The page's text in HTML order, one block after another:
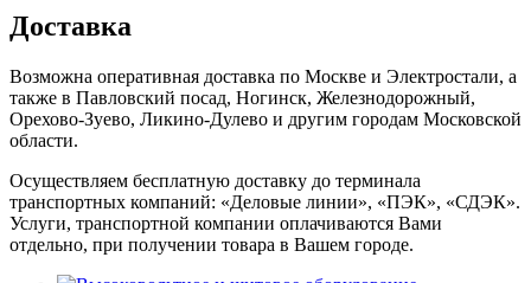
Доставка
Возможна оперативная доставка по Москве и Электростали, а
также в Павловский посад, Ногинск, Железнодорожный,
Орехово-Зуево, Ликино-Дулево и другим городам Московской
области.
Осуществляем бесплатную доставку до терминала
транспортных компаний: «Деловые линии», «ПЭК», «СДЭК».
Услуги, транспортной компании оплачиваются Вами
отдельно, при получении товара в Вашем городе.